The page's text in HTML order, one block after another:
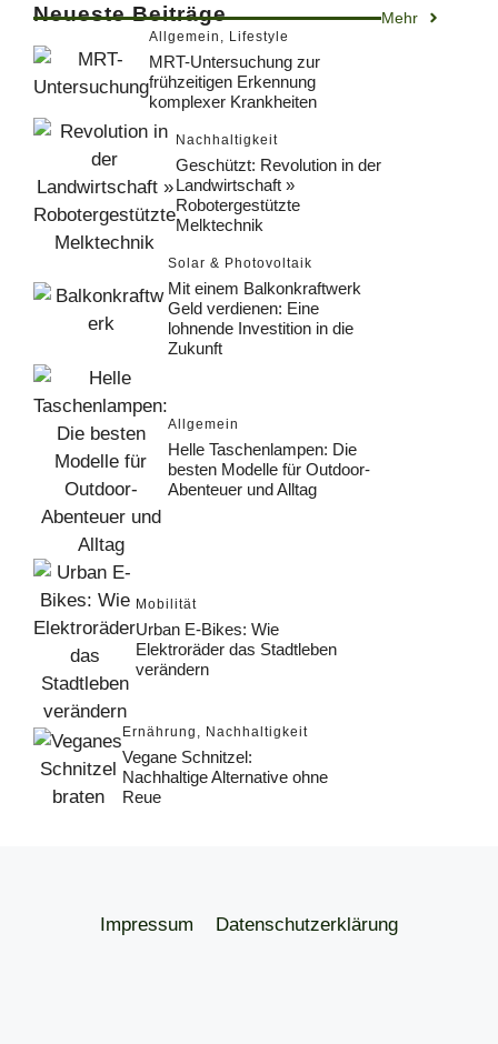
Neueste Beiträge Mehr
Allgemein Lifestyle
MRT-Untersuchung zur
frühzeitigen Erkennung
komplexer Krankheiten
Nachhaltigkeit
Geschützt: Revolution in der
Landwirtschaft »
Robotergestützte
Melktechnik
Solar & Photovoltaik
Mit einem Balkonkraftwerk
Geld verdienen: Eine
lohnende Investition in die
Zukunft
Allgemein
Helle Taschenlampen: Die
besten Modelle für Outdoor-
Abenteuer und Alltag
Mobilität
Urban E-Bikes: Wie
Elektroräder das Stadtleben
verändern
Ernährung Nachhaltigkeit
Vegane Schnitzel:
Nachhaltige Alternative ohne
Reue
Impressum Datenschutzerklärung